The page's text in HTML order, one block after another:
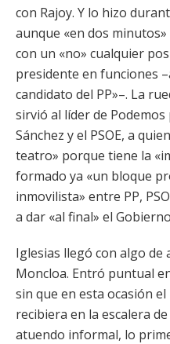
con Rajoy. Y lo hizo
aunque «en dos
con un «no» cualquier
presidente en funciones
candidato del PP»–. La
sirvió al líder de
Sánchez y el PSOE, a
teatro» porque tiene la
formado ya «un bloque
inmovilista» entre PP,
a dar «al final» el
Iglesias llegó con algo de
Moncloa. Entró puntual
sin que en esta ocasión
recibiera en la escalera
atuendo informal, lo